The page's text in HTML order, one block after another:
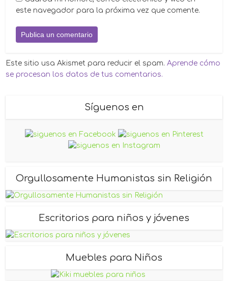
este navegador para la próxima vez que comente.
Este sitio usa Akismet para reducir el spam.Aprende cómo
se procesan los datos de tus comentarios.
Síguenos en
Orgullosamente Humanistas sin Religión
Escritorios para niños y jóvenes
Muebles para Niños